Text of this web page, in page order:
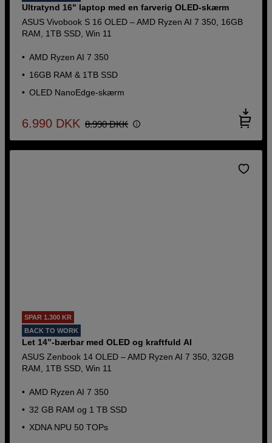
Ultratynd 16" laptop med en farverig OLED-skærm
ASUS Vivobook S 16 OLED – AMD Ryzen AI 7 350, 16GB
RAM, 1TB SSD, Win 11
AMD Ryzen AI 7 350
16GB RAM & 1TB SSD
OLED NanoEdge-skærm
6.990 DKK 8.990 DKK
SPAR 1.300 KR
BACK TO WORK
Let 14’’-bærbar med OLED og kraftfuld AI
ASUS Zenbook 14 OLED – AMD Ryzen AI 7 350, 32GB
RAM, 1TB SSD, Win 11
AMD Ryzen AI 7 350
32 GB RAM og 1 TB SSD
XDNA NPU 50 TOPs